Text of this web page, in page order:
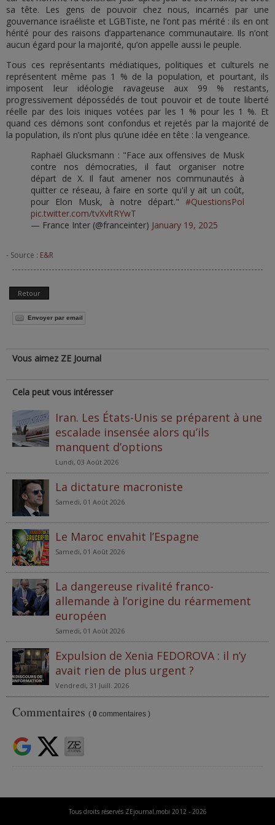
sa tête. Les gens de pouvoir chez nous, incarnés par une
gouvernance israéliste et LGBTiste, ne l’ont pas mérité : ils en ont
hérité pour des raisons d’appartenance communautaire. Ils n’ont
aucun égard pour la majorité, qu’on appelle aussi le peuple.
Tous ces représentants médiatiques, politiques et culturels ne
représentent même pas 1 % de la population, et pourtant, ils
imposent leur idéologie ravageuse aux 99 % restants,
progressivement dépossédés de tout pouvoir et de toute liberté
réelle par des lois iniques votées par les 1 % pour les 1 %. Et
quand ces démons sont confondus et rejetés par la majorité de
la population, ils n’ont plus qu’une idée en tête : la vengeance.
Raphaël Glucksmann : "Face aux offensives de Musk
contre nos démocraties, il faut organiser notre
départ de X. Il faut amener nos communautés à
quitter ce réseau, à faire en sorte qu'il y ait un coût,
pour Elon Musk, à notre départ." #QuestionsPol
pic.twitter.com/tvXvltRYwT
— France Inter (@franceinter) January 19, 2025
- Source : E&R
Retour
Envoyer par email
Vous aimez ZE Journal
Cela peut vous intéresser
Iran. Les États-Unis se préparent à une
escalade insensée alors qu’ils
manquent d’options
Lundi, 03 Août 2026
La dictature macroniste
Samedi, 01 Août 2026
Le Maroc envahit l’Espagne
Samedi, 01 Août 2026
La dangereuse rivalité franco-
allemande à l’origine du réarmement
européen
Samedi, 01 Août 2026
Expulsion de Xenia FEDOROVA : il n’y
avait rien de plus urgent ?
Vendredi, 31 Juill. 2026
Commentaires ( 0 commentaires )
Tous droits réservés ZEjournal.mobi 2012 - 2026